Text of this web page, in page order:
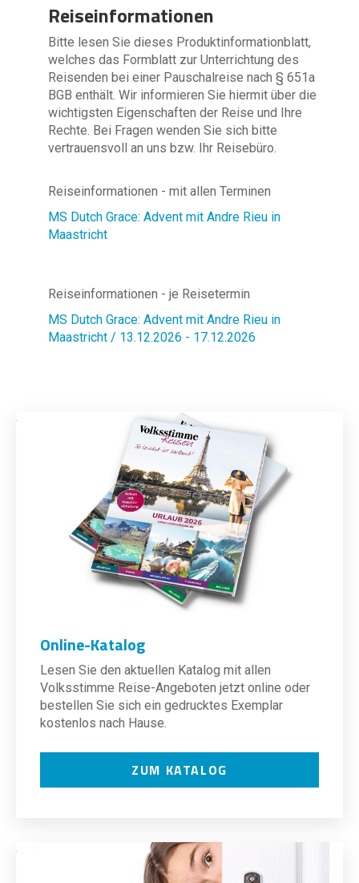
Reiseinformationen
Bitte lesen Sie dieses Produktinformationblatt,
welches das Formblatt zur Unterrichtung des
Reisenden bei einer Pauschalreise nach § 651a
BGB enthält. Wir informieren Sie hiermit über die
wichtigsten Eigenschaften der Reise und Ihre
Rechte. Bei Fragen wenden Sie sich bitte
vertrauensvoll an uns bzw. Ihr Reisebüro.
Reiseinformationen - mit allen Terminen
MS Dutch Grace: Advent mit Andre Rieu in
Maastricht
Reiseinformationen - je Reisetermin
MS Dutch Grace: Advent mit Andre Rieu in
Maastricht / 13.12.2026 - 17.12.2026
Online-Katalog
Lesen Sie den aktuellen Katalog mit allen
Volksstimme Reise-Angeboten jetzt online oder
bestellen Sie sich ein gedrucktes Exemplar
kostenlos nach Hause.
ZUM KATALOG